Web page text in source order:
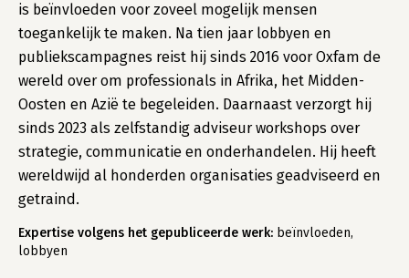
is beïnvloeden voor zoveel mogelijk mensen
toegankelijk te maken. Na tien jaar lobbyen en
publiekscampagnes reist hij sinds 2016 voor Oxfam de
wereld over om professionals in Afrika, het Midden-
Oosten en Azië te begeleiden. Daarnaast verzorgt hij
sinds 2023 als zelfstandig adviseur workshops over
strategie, communicatie en onderhandelen. Hij heeft
wereldwijd al honderden organisaties geadviseerd en
getraind.
Expertise volgens het gepubliceerde werk: beïnvloeden,
lobbyen